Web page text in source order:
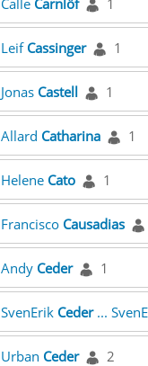
Calle Carnlöf 1
Leif Cassinger 1
Jonas Castell 1
Allard Catharina 1
Helene Cato 1
Francisco Causadias
Andy Ceder 1
SvenErik Ceder...
Urban Ceder 2